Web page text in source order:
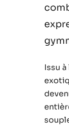
Issu